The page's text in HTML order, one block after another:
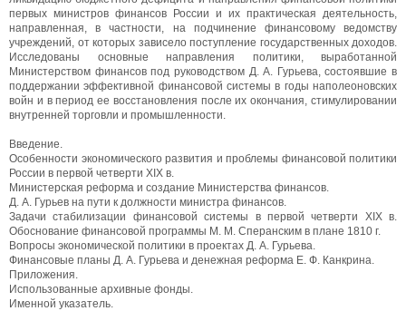
первых министров финансов России и их практическая деятельность,
направленная, в частности, на подчинение финансовому ведомству
учреждений, от которых зависело поступление государственных доходов.
Исследованы основные направления политики, выработанной
Министерством финансов под руководством Д. А. Гурьева, состоявшие в
поддержании эффективной финансовой системы в годы наполеоновских
войн и в период ее восстановления после их окончания, стимулировании
внутренней торговли и промышленности.
Введение.
Особенности экономического развития и проблемы финансовой политики
России в первой четверти XIX в.
Министерская реформа и создание Министерства финансов.
Д. А. Гурьев на пути к должности министра финансов.
Задачи стабилизации финансовой системы в первой четверти XIX в.
Обоснование финансовой программы М. М. Сперанским в плане 1810 г.
Вопросы экономической политики в проектах Д. А. Гурьева.
Финансовые планы Д. А. Гурьева и денежная реформа Е. Ф. Канкрина.
Приложения.
Использованные архивные фонды.
Именной указатель.